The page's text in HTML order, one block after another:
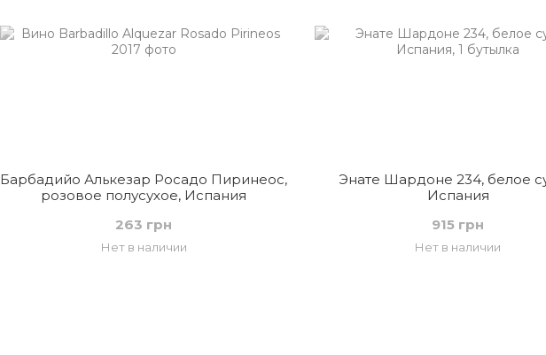
Барбадийо Алькезар Росадо Пиринеос,
розовое полусухое, Испания
263 грн
Нет в наличии
Энате Шардоне 234, белое
Испания
915 грн
Нет в наличии